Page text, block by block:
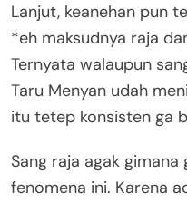
Lanjut, keanehan pun
*eh maksudnya raja
Ternyata walaupun
Taru Menyan udah
itu tetep konsisten ga
Sang raja agak
fenomena ini. Karena